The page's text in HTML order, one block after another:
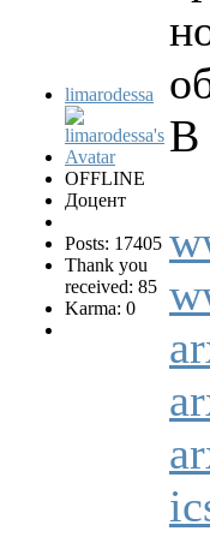
limarodessa
OFFLINE
Доцент
Posts: 17405
Thank you
received: 85
Karma: 0
В